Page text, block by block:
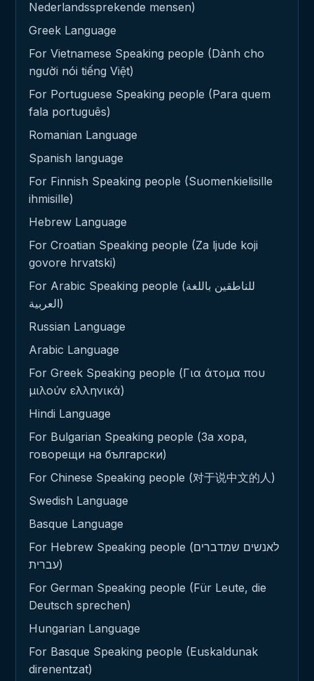
Nederlandssprekende mensen)
Greek Language
For Vietnamese Speaking people (Dành cho
người nói tiếng Việt)
For Portuguese Speaking people (Para quem
fala português)
Romanian Language
Spanish language
For Finnish Speaking people (Suomenkielisille
ihmisille)
Hebrew Language
For Croatian Speaking people (Za ljude koji
govore hrvatski)
For Arabic Speaking people (للناطقين باللغة
العربية)
Russian Language
Arabic Language
For Greek Speaking people (Για άτομα που
μιλούν ελληνικά)
Hindi Language
For Bulgarian Speaking people (За хора,
говорещи на български)
For Chinese Speaking people (对于说中文的人)
Swedish Language
Basque Language
For Hebrew Speaking people (לאנשים שמדברים
עברית)
For German Speaking people (Für Leute, die
Deutsch sprechen)
Hungarian Language
For Basque Speaking people (Euskaldunak
direnentzat)